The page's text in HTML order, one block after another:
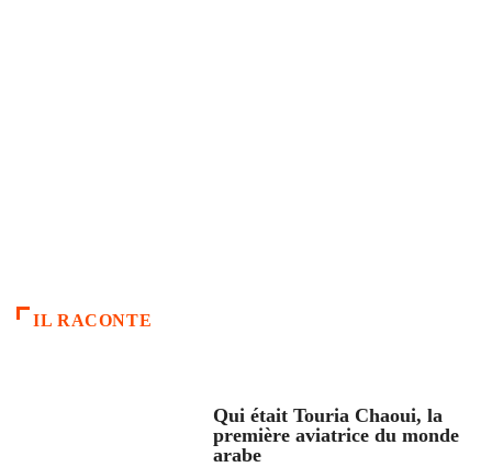
IL RACONTE
Qui était Touria Chaoui, la
première aviatrice du monde
arabe